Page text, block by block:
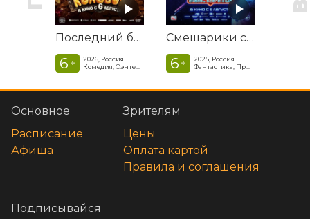
Последний богатырь. Колобок
6 +
2026, Россия
Комедия, Фэнтези, Приключения
Смешарики сквозь вселенные
6 +
2025, Россия
Фантастика, Приключенческая комедия
Основное
Расписание
Афиша
Зрителям
Цены
Оплата картой
Правила и соглашения
Подписывайся